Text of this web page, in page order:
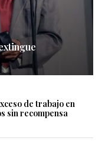
de trabajo en
sin recompensa